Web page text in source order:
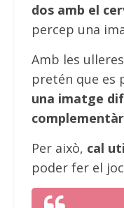
dos amb el
percep una
Amb les
pretén que es
una imatge
Per això, cal
poder fer el